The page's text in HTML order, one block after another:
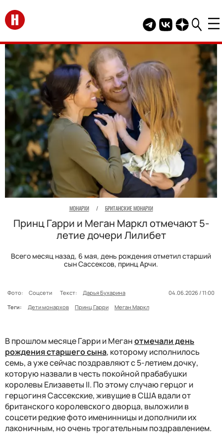
Перейти на главную
Telegram канал
Группа HELLO
Канал
МОНАРХИ / БРИТАНСКИЕ МОНАРХИ
Принц Гарри и Меган Маркл отмечают 5-
летие дочери Лилибет
Всего месяц назад, 6 мая, день рождения отметил старший
сын Сассексов, принц Арчи.
Фото: Соцсети Текст: Дарья Бухарина
04.06.2026 / 11:00
Теги:
Дети монархов Принц Гарри Меган Маркл
В прошлом месяце Гарри и Меганотмечали день
рождения старшего сына, которому исполнилось
семь, а уже сейчас поздравляют с 5-летием дочку,
которую назвали в честь покойной прабабушки
королевы Елизаветы II. По этому случаю герцог и
герцогиня Сассекские, живущие в США вдали от
британского королевского дворца, выложили в
соцсети редкие фото именинницы и дополнили их
лаконичным, но очень трогательным поздравлением.